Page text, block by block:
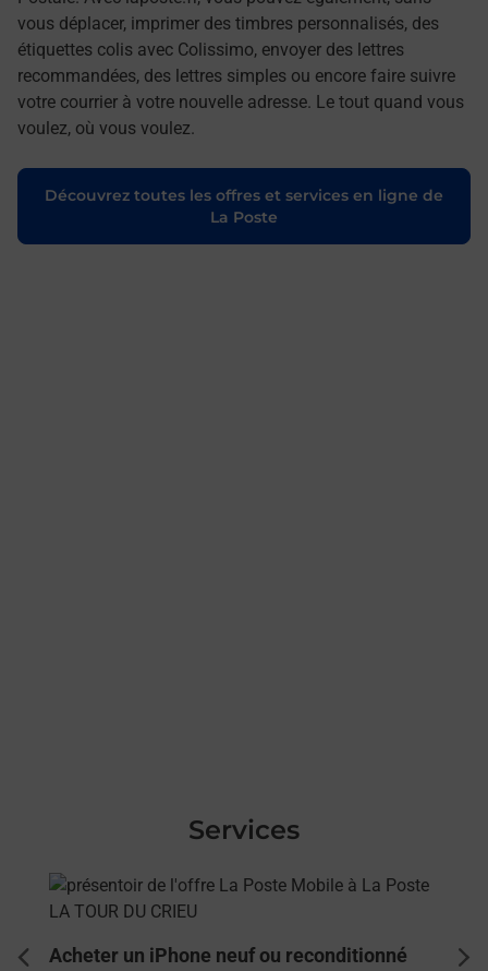
vous déplacer, imprimer des timbres personnalisés, des
étiquettes colis avec Colissimo, envoyer des lettres
recommandées, des lettres simples ou encore faire suivre
votre courrier à votre nouvelle adresse. Le tout quand vous
voulez, où vous voulez.
Découvrez toutes les offres et services en ligne de
La Poste
Services
En savoir plus
Acheter un iPhone neuf ou reconditionné